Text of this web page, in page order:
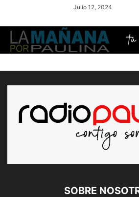
Julio 12, 2024
SOBRE